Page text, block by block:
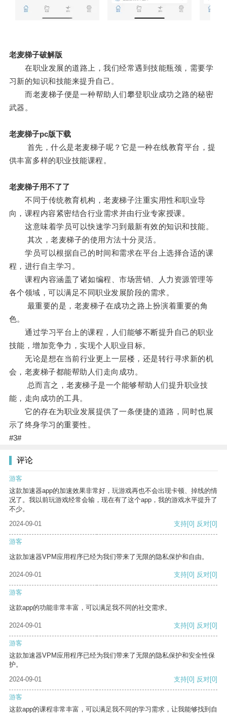
老麦梯子破解版
在职业发展的道路上，我们经常遇到技能瓶颈，需要学
习新的知识和技能来提升自己。
而老麦梯子便是一种帮助人们攀登职业成功之路的秘密
武器。
老麦梯子pc版下载
首先，什么是老麦梯子呢？它是一种在线教育平台，提
供丰富多样的职业技能课程。
老麦梯子用不了了
不同于传统教育机构，老麦梯子注重实用性和职业导
向，课程内容紧密结合行业需求并由行业专家授课。
这意味着学员可以快速学习到最新有效的知识和技能。
其次，老麦梯子的使用方法十分灵活。
学员可以根据自己的时间和需求在平台上选择合适的课
程，进行自主学习。
课程内容涵盖了诸如编程、市场营销、人力资源管理等
各个领域，可以满足不同职业发展阶段的需求。
最重要的是，老麦梯子在成功之路上扮演着重要的角
色。
通过学习平台上的课程，人们能够不断提升自己的职业
技能，增加竞争力，实现个人职业目标。
无论是想在当前行业更上一层楼，还是转行寻求新的机
会，老麦梯子都能帮助人们走向成功。
总而言之，老麦梯子是一个能够帮助人们提升职业技
能，走向成功的工具。
它的存在为职业发展提供了一条便捷的道路，同时也展
示了终身学习的重要性。
#3#
评论
游客
这款加速器app的加速效果非常好，玩游戏再也不会出现卡顿、掉线的情
况了。我以前玩游戏经常会输，现在有了这个app，我的游戏水平提升了
不少。
2024-09-01
支持[0] 反对[0]
游客
这款加速器VPM应用程序已经为我们带来了无限的隐私保护和自由。
2024-09-01 支持[0] 反对[0]
游客
这款app的功能非常丰富，可以满足我不同的社交需求。
2024-09-01 支持[0] 反对[0]
游客
这款加速器VPM应用程序已经为我们带来了无限的隐私保护和安全性保
护。
2024-09-01
支持[0] 反对[0]
游客
这款app的课程非常丰富，可以满足我不同的学习需求，让我能够找到自